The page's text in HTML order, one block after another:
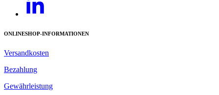
ONLINESHOP-INFORMATIONEN
Versandkosten
Bezahlung
Gewährleistung